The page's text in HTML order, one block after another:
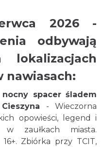
2026-08-14
2026 -
odbywają
nawiasach:
spacer śladem
- Wieczorna
opowieści, legend i
zaułkach miasta.
Zbiórka przy TCIT,